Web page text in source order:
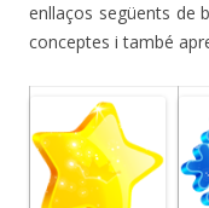
enllaços següents de
conceptes i també